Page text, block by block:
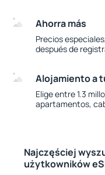
Ahorra más
Precios
después de
Alojamiento a
Elige entre 1.3
apartamentos,
Najczęściej
użytkowników